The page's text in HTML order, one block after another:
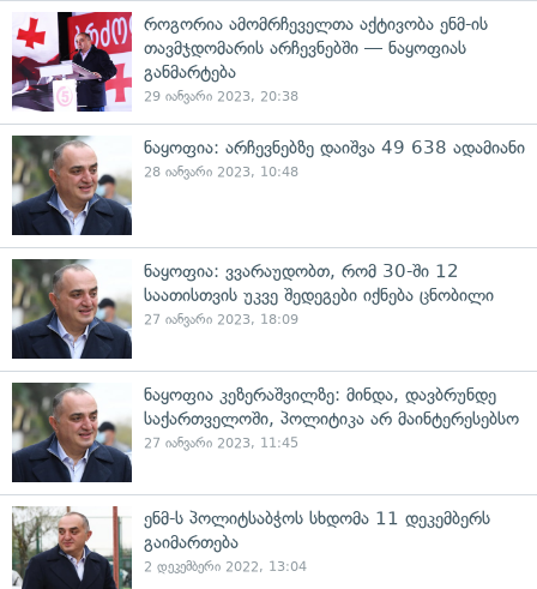
როგორია ამომრჩეველთა აქტივობა ენმ-ის
თავმჯდომარის არჩევნებში — ნაყოფიას
განმარტება
29 იანვარი 2023, 20:38
ნაყოფია: არჩევნებზე დაიშვა 49 638 ადამიანი
28 იანვარი 2023, 10:48
ნაყოფია: ვვარაუდობთ, რომ 30-ში 12
საათისთვის უკვე შედეგები იქნება ცნობილი
27 იანვარი 2023, 18:09
ნაყოფია კეზერაშვილზე: მინდა, დავბრუნდე
საქართველოში, პოლიტიკა არ მაინტერესებსო
27 იანვარი 2023, 11:45
ენმ-ს პოლიტსაბჭოს სხდომა 11 დეკემბერს
გაიმართება
2 დეკემბერი 2022, 13:04